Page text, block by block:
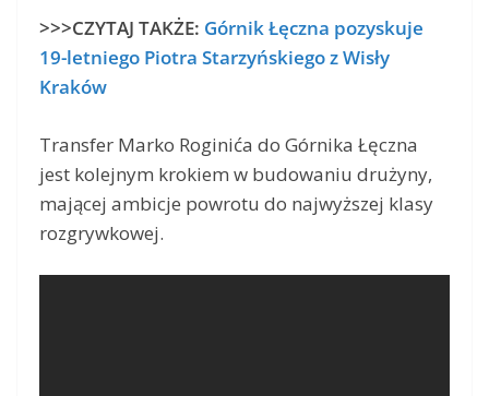
>>>CZYTAJ TAKŻE: Górnik Łęczna pozyskuje
19-letniego Piotra Starzyńskiego z Wisły
Kraków
Transfer Marko Roginića do Górnika Łęczna
jest kolejnym krokiem w budowaniu drużyny,
mającej ambicje powrotu do najwyższej klasy
rozgrywkowej.